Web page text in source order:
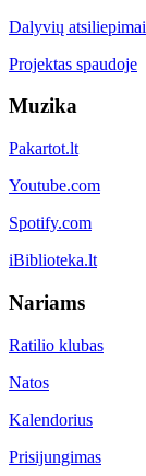
Dalyvių atsiliepimai
Projektas spaudoje
Muzika
Pakartot.lt
Youtube.com
Spotify.com
iBiblioteka.lt
Nariams
Ratilio klubas
Natos
Kalendorius
Prisijungimas